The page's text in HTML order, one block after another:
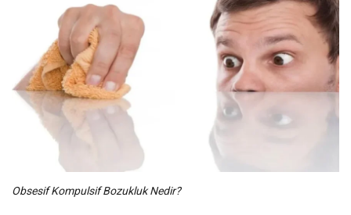
Obsesif Kompulsif Bozukluk Nedir?